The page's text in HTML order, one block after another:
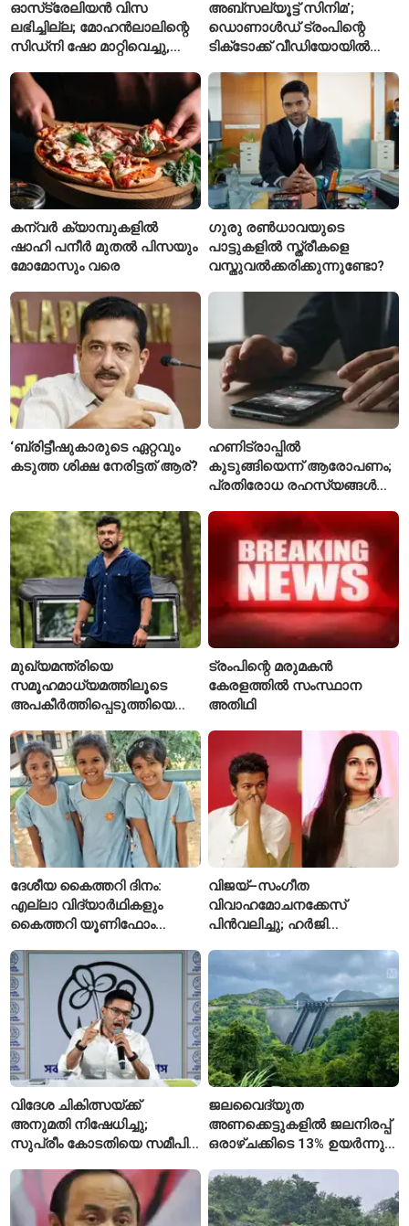
ഓസ്‌ട്രേലിയൻ വിസ
ലഭിച്ചില്ല; മോഹൻലാലിന്റെ
സിഡ്‌നി ഷോ മാറ്റിവെച്ചു,
ചോദിച്ച് താരം
അബ്സല്യൂട്ട് സിനിമ’;
ഡൊണാൾഡ് ട്രംപിന്റെ
ടിക്‌ടോക്ക് വീഡിയോയിൽ
‘August’ നീക്കം ചെയ്തു
കന്വർ ക്യാമ്പുകളിൽ
ഷാഹി പനീർ മുതൽ പിസയും
മോമോസും വരെ
ഗുരു രൺധാവയുടെ
പാട്ടുകളിൽ സ്ത്രീകളെ
വസ്തുവൽക്കരിക്കുന്നുണ്ടോ?
‘ബ്രിട്ടീഷുകാരുടെ ഏറ്റവും
കടുത്ത ശിക്ഷ നേരിട്ടത് ആര്?
ഹണിട്രാപ്പിൽ
കുടുങ്ങിയെന്ന് ആരോപണം;
പ്രതിരോധ രഹസ്യങ്ങൾ
വിങ് കമാൻഡർ അറസ്റ്റിൽ
മുഖ്യമന്ത്രിയെ
സമൂഹമാധ്യമത്തിലൂടെ
അപകീർത്തിപ്പെടുത്തിയെന്ന്
ആയങ്കിക്കെതിരെ പുതിയ
കേസ്
ട്രംപിന്റെ മരുമകൻ
കേരളത്തിൽ സംസ്ഥാന
അതിഥി
ദേശീയ കൈത്തറി ദിനം:
എല്ലാ വിദ്യാർഥികളും
കൈത്തറി യൂണിഫോം
സ്കൂൾ വേറിട്ട മാതൃക
വിജയ്–സംഗീത
വിവാഹമോചനക്കേസ്
പിൻവലിച്ചു; ഹർജി
അവസാനിപ്പിച്ച് കോടതി
വിദേശ ചികിത്സയ്ക്ക്
അനുമതി നിഷേധിച്ചു;
സുപ്രീം കോടതിയെ സമീപിച്ച്
ജലവൈദ്യുത
അണക്കെട്ടുകളിൽ ജലനിരപ്പ്
ഒരാഴ്ചക്കിടെ 13% ഉയർന്നു;
ഇപ്പോഴും കുറവ്